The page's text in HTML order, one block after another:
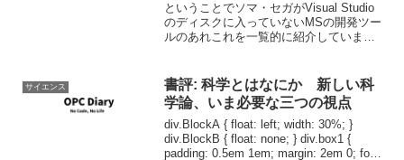
ということでソマ・セガがVisual Studio
のディスクに入っていないMSの開発ツー
ルのあれこれを一覧的に紹介していま
サイエンス
書評: 科学とはなにか 新しい科
学論、いま必要な三つの視点
div.BlockA { float: left; width: 30%; }
div.BlockB { float: none; } div.box1 {
padding: 0.5em 1em; margin: 2em 0; font-